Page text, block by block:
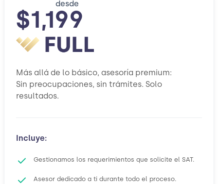
Más allá de lo básico, asesoría premium:
Sin preocupaciones, sin trámites. Solo
resultados.
desde
$1,199
Incluye:
Gestionamos los requerimientos que solicite el SAT.
Asesor dedicado a ti durante todo el proceso.